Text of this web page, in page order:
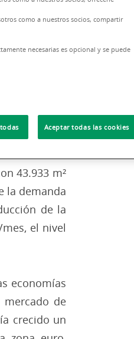
histórica.
de oficinas
en
43.933 m²
la demanda
de la
el nivel
economías
de
crecido un
como a nuestros socios, compartir
necesarias es opcional y se puede
Aceptar todas las cookies